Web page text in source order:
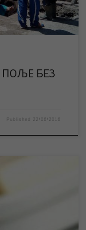
БЕЗ
Published 22/06/2016
у среду
радове на
напајања
– Арадац и